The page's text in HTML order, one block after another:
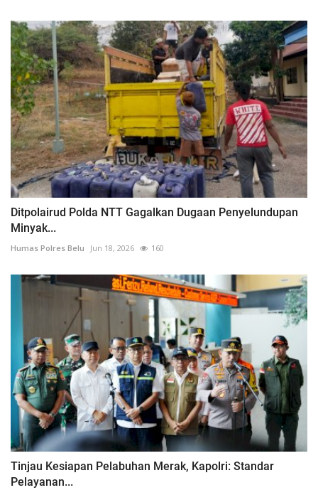
Ditpolairud Polda NTT Gagalkan Dugaan Penyelundupan
Minyak...
Humas Polres Belu Jun 18, 2026 160
Tinjau Kesiapan Pelabuhan Merak, Kapolri: Standar
Pelayanan...